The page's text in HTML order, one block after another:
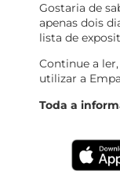
Gostaria de
apenas dois
lista de
Continue a
utilizar a
Toda a